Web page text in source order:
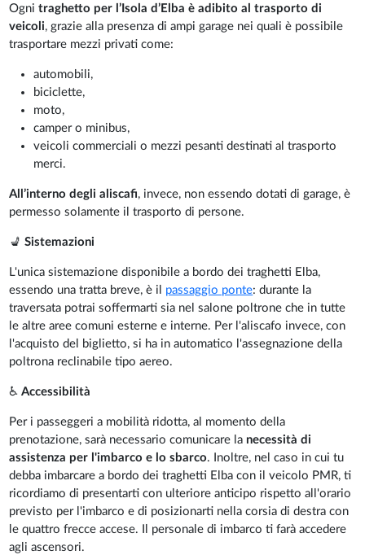
Ognitraghetto per l’Isola d’Elba è adibito al trasporto di
veicoli, grazie alla presenza di ampi garage nei quali è possibile
trasportare mezzi privati come:
automobili,
biciclette,
moto,
camper o minibus,
veicoli commerciali o mezzi pesanti destinati al trasporto
merci.
All’interno degli aliscafi, invece, non essendo dotati di garage, è
permesso solamente il trasporto di persone.
💺Sistemazioni
L'unica sistemazione disponibile a bordo dei traghetti Elba,
essendo una tratta breve, è il passaggio ponte: durante la
traversata potrai soffermarti sia nel salone poltrone che in tutte
le altre aree comuni esterne e interne. Per l'aliscafo invece, con
l'acquisto del biglietto, si ha in automatico l'assegnazione della
poltrona reclinabile tipo aereo.
♿Accessibilità
Per i passeggeri a mobilità ridotta, al momento della
prenotazione, sarà necessario comunicare la necessità di
assistenza per l'imbarco e lo sbarco. Inoltre, nel caso in cui tu
debba imbarcare a bordo dei traghetti Elba con il veicolo PMR, ti
ricordiamo di presentarti con ulteriore anticipo rispetto all'orario
previsto per l'imbarco e di posizionarti nella corsia di destra con
le quattro frecce accese. Il personale di imbarco ti farà accedere
agli ascensori.